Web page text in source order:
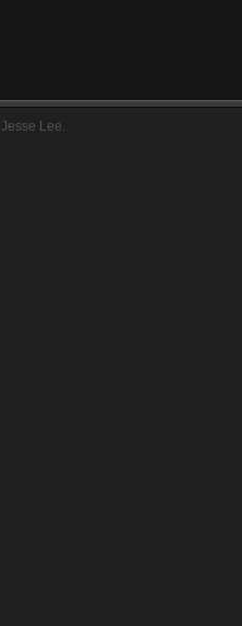
Jesse Lee.